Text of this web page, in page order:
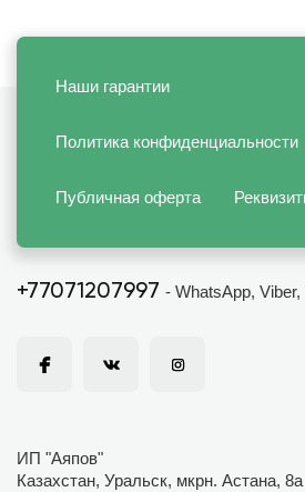
Наши гарантии
Политика конфиденциальности
Публичная оферта
+77071207997 - WhatsApp,
ИП "Аяпов"
Казахстан, Уральск, мкрн. Астана, 8а